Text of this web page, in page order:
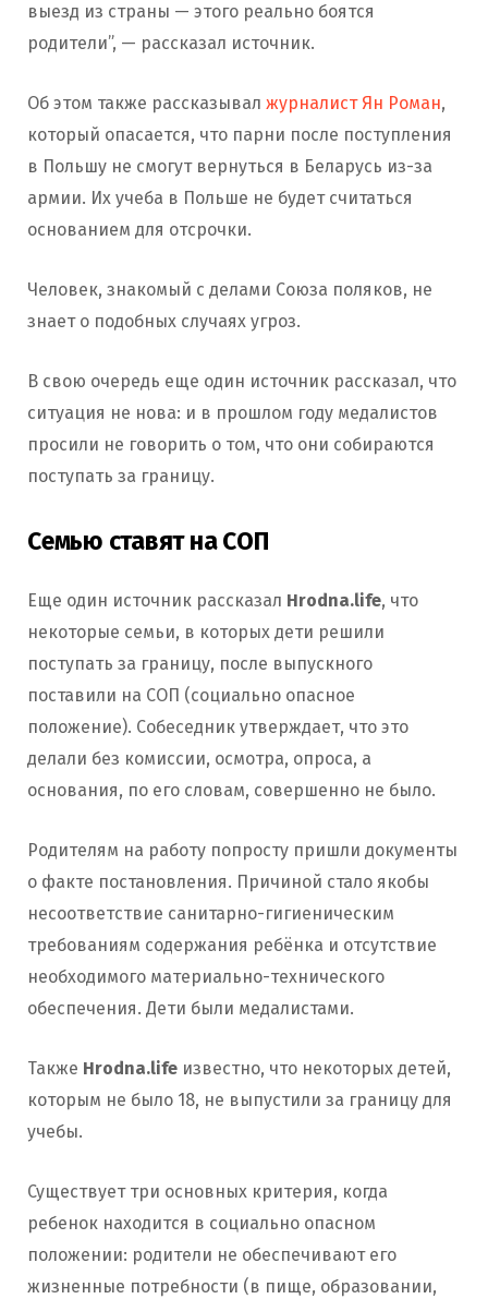
выезд из страны — этого реально боятся
родители”, — рассказал источник.
Об этом также рассказывал журналист Ян Роман,
который опасается, что парни после поступления
в Польшу не смогут вернуться в Беларусь из-за
армии. Их учеба в Польше не будет считаться
основанием для отсрочки.
Человек, знакомый с делами Союза поляков, не
знает о подобных случаях угроз.
В свою очередь еще один источник рассказал, что
ситуация не нова: и в прошлом году медалистов
просили не говорить о том, что они собираются
поступать за границу.
Семью ставят на СОП
Еще один источник рассказал Hrodna.life, что
некоторые семьи, в которых дети решили
поступать за границу, после выпускного
поставили на СОП (социально опасное
положение). Собеседник утверждает, что это
делали без комиссии, осмотра, опроса, а
основания, по его словам, совершенно не было.
Родителям на работу попросту пришли документы
о факте постановления. Причиной стало якобы
несоответствие санитарно-гигиеническим
требованиям содержания ребёнка и отсутствие
необходимого материально-технического
обеспечения. Дети были медалистами.
Также Hrodna.life известно, что некоторых детей,
которым не было 18, не выпустили за границу для
учебы.
Существует три основных критерия, когда
ребенок находится в социально опасном
положении: родители не обеспечивают его
жизненные потребности (в пище, образовании,